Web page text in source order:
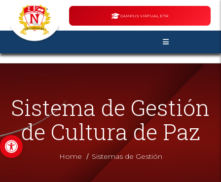
Abrir barra de herramientas
CAMPUS VIRTUAL ETR
Sistema de Gestión
de Cultura de Paz
Home / Sistemas de Gestión